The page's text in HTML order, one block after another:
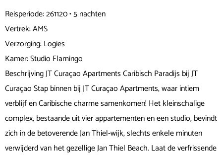
Reisperiode: 261120 • 5 nachten
Vertrek: AMS
Verzorging: Logies
Kamer: Studio Flamingo
Beschrijving JT Curaçao Apartments Caribisch Paradijs bij JT
Curaçao Stap binnen bij JT Curaçao Apartments, waar intiem
verblijf en Caribische charme samenkomen! Het kleinschalige
complex, bestaande uit vier appartementen en een studio, bevindt
zich in de betoverende Jan Thiel-wijk, slechts enkele minuten
verwijderd van het gezellige Jan Thiel Beach. Laat de verfrissende